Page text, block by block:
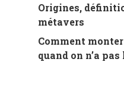
Origines,
métavers
Comment
quand on n’a